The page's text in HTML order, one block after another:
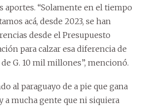
aportes. “Solamente en el tiempo
acá, desde 2023, se han
desde el Presupuesto
para calzar esa diferencia de
de G. 10 mil millones”, mencionó.
al paraguayo de a pie que gana
a mucha gente que ni siquiera